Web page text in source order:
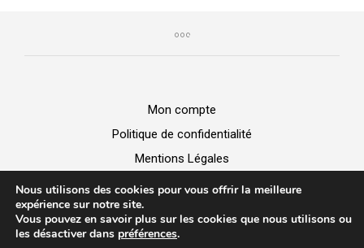
Mon compte
Politique de confidentialité
Mentions Légales
BUZZ MICRO -Vente de matériel |Dépannage Informatique|
Création de site web
Nous utilisons des cookies pour vous offrir la meilleure
expérience sur notre site.
Vous pouvez en savoir plus sur les cookies que nous utilisons ou
les désactiver dans préférences.